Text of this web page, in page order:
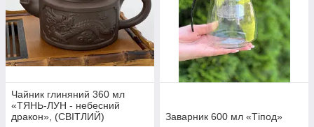
Чайник глиняний 360 мл
«ТЯНЬ-ЛУН - небесний
дракон», (СВІТЛИЙ)
Заварник 600 мл «Тіпод»